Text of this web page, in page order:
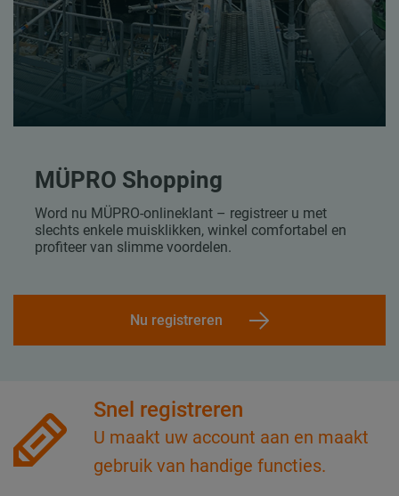
MÜPRO Shopping
Word nu MÜPRO-onlineklant – registreer u met
slechts enkele muisklikken, winkel comfortabel en
profiteer van slimme voordelen.
Nu registreren
Snel registreren
U maakt uw account aan en maakt
gebruik van handige functies.